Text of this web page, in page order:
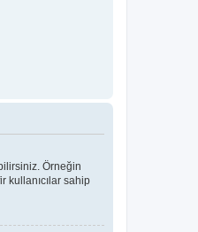
Örneğin
kullanıcılar sahip